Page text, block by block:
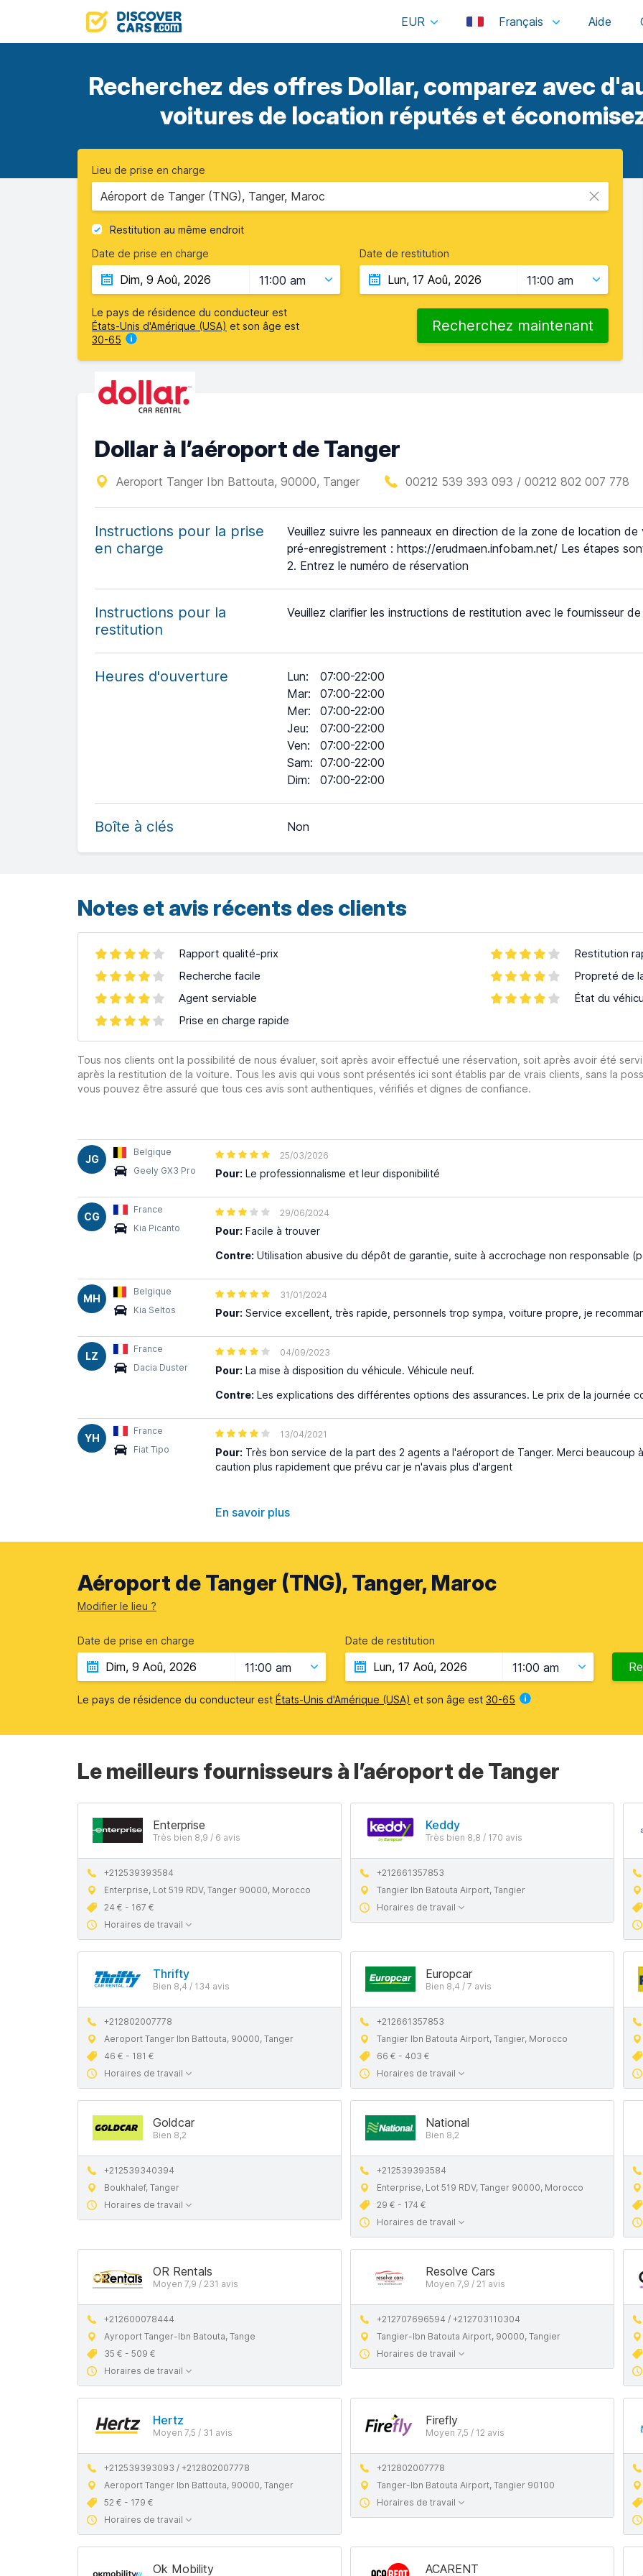
EUR Français
Recherchez des offres Dollar, comparez avec
voitures de location réputés et
Lieu de prise en charge
Aéroport de Tanger (TNG), Tanger, Maroc
Restitution au même endroit
Date de prise en charge
11:00 am
Date de restitution
11:00 am
Le pays de résidence du conducteur est
États-Unis d'Amérique (USA) et son âge est
30-65
Recherchez maintenant
Dollar à l’aéroport de Tanger
Aeroport Tanger Ibn Battouta, 90000, Tanger 00212 539 393 093 / 00212 802 007 778
Instructions pour la prise
en charge
Veuillez suivre les panneaux en direction de la zone de location
pré-enregistrement : https://erudmaen.infobam.net/ Les étapes
2. Entrez le numéro de réservation
Instructions pour la
restitution
Veuillez clarifier les instructions de restitution avec le fournisseur
Heures d'ouverture Lun:
07:00-22:00
Mar:
07:00-22:00
Mer:
07:00-22:00
Jeu:
07:00-22:00
Ven:
07:00-22:00
Sam: 07:00-22:00
Dim: 07:00-22:00
Boîte à clés Non
Notes et avis récents des clients
Rapport qualité-prix
Recherche facile
Agent serviable
Prise en charge rapide
Restitution
Propreté de
État du
Tous nos clients ont la possibilité de nous évaluer, soit après avoir effectué une réservation, soit après avoir été
après la restitution de la voiture. Tous les avis qui vous sont présentés ici sont établis par de vrais clients, sans la
vous pouvez être assuré que tous ces avis sont authentiques, vérifiés et dignes de confiance.
JG
Belgique
Geely GX3 Pro
25/03/2026
Pour: Le professionnalisme et leur disponibilité
CG
France
Kia Picanto
29/06/2024
Pour: Facile à trouver
Contre: Utilisation abusive du dépôt de garantie, suite à accrochage non responsable
MH
Belgique
Kia Seltos
31/01/2024
Pour: Service excellent, très rapide, personnels trop sympa, voiture propre, je
LZ
France
Dacia Duster
04/09/2023
Pour: La mise à disposition du véhicule. Véhicule neuf.
Contre: Les explications des différentes options des assurances. Le prix de la journée
YH
France
Fiat Tipo
13/04/2021
Pour: Très bon service de la part des 2 agents a l'aéroport de Tanger. Merci beaucoup
caution plus rapidement que prévu car je n'avais plus d'argent
En savoir plus
Aéroport de Tanger (TNG), Tanger, Maroc
Modifier le lieu ?
Date de prise en charge
11:00 am
Date de restitution
11:00 am
Le pays de résidence du conducteur est États-Unis d'Amérique (USA) et son âge est 30-65
Le meilleurs fournisseurs à l’aéroport de Tanger
Enterprise
Très bien 8,9 / 6 avis
+212539393584
Enterprise, Lot 519 RDV, Tanger 90000, Morocco
24 € - 167 €
Horaires de travail
Keddy
Très bien 8,8 / 170 avis
+212661357853
Tangier Ibn Batouta Airport, Tangier
Horaires de travail
Thrifty
Bien 8,4 / 134 avis
+212802007778
Aeroport Tanger Ibn Battouta, 90000, Tanger
46 € - 181 €
Horaires de travail
Europcar
Bien 8,4 / 7 avis
+212661357853
Tangier Ibn Batouta Airport, Tangier, Morocco
66 € - 403 €
Horaires de travail
Goldcar
Bien 8,2
+212539340394
Boukhalef, Tanger
Horaires de travail
National
Bien 8,2
+212539393584
Enterprise, Lot 519 RDV, Tanger 90000, Morocco
29 € - 174 €
Horaires de travail
OR Rentals
Moyen 7,9 / 231 avis
+212600078444
Aуroport Tanger-Ibn Batouta, Tange
35 € - 509 €
Horaires de travail
Resolve Cars
Moyen 7,9 / 21 avis
+212707696594 / +212703110304
Tangier-Ibn Batouta Airport, 90000, Tangier
Horaires de travail
Hertz
Moyen 7,5 / 31 avis
+212539393093 / +212802007778
Aeroport Tanger Ibn Battouta, 90000, Tanger
52 € - 179 €
Horaires de travail
Firefly
Moyen 7,5 / 12 avis
+212802007778
Tanger-Ibn Batouta Airport, Tangier 90100
Horaires de travail
Ok Mobility ACARENT